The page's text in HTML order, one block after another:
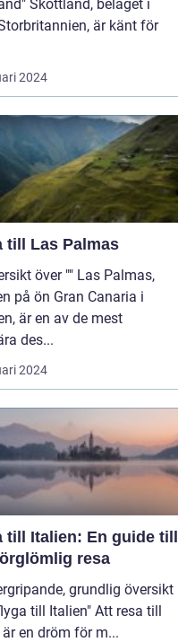
beläget i
är känt för
2024
till Las Palmas
över "" Las Palmas,
på ön Gran Canaria i
är en av de mest
des...
2024
till Italien: En guide till
resa
grundlig översikt
till Italien" Att resa till
en dröm för m...